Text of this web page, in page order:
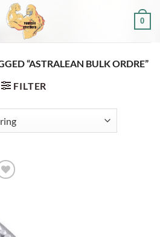
0
“ASTRALEAN BULK ORDRE”
FILTER